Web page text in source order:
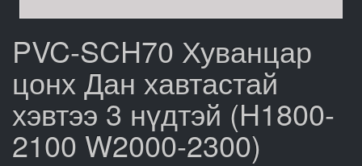
PVC-SCH70 Хуванцар
цонх Дан хавтастай
хэвтээ 3 нүдтэй (H1800-
2100 W2000-2300)